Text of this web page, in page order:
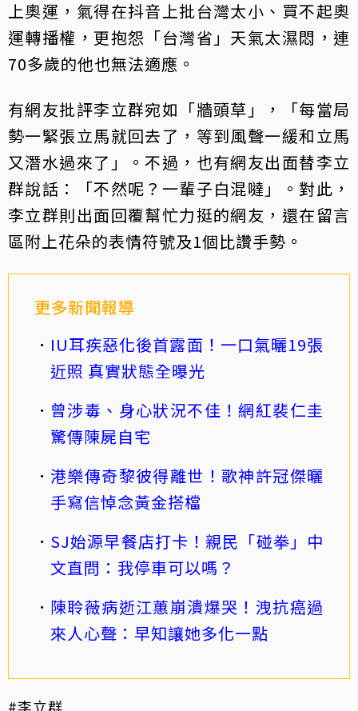
上奧運，氣得在抖音上批台灣太小、買不起奧
運轉播權，更抱怨「台灣省」天氣太濕悶，連
70多歲的他也無法適應。
有網友批評李立群宛如「牆頭草」，「每當局
勢一緊張立馬就回去了，等到風聲一緩和立馬
又潛水過來了」。不過，也有網友出面替李立
群說話：「不然呢？一輩子白混噠」。對此，
李立群則出面回覆幫忙力挺的網友，還在留言
區附上花朵的表情符號及1個比讚手勢。
更多新聞報導
IU耳疾惡化後首露面！一口氣曬19張
近照 真實狀態全曝光
曾涉毒、身心狀況不佳！網紅裴仁圭
驚傳陳屍自宅
港樂傳奇黎彼得離世！歌神許冠傑曬
手寫信悼念黃金搭檔
SJ始源早餐店打卡！親民「碰拳」中
文直問：我停車可以嗎？
陳聆薇病逝江蕙崩潰爆哭！洩抗癌過
來人心聲：早知讓她多化一點
#李立群